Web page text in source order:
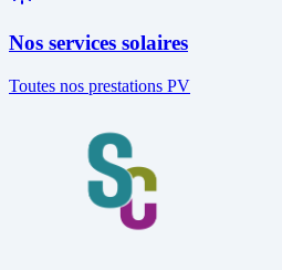
Nos services solaires
Toutes nos prestations PV